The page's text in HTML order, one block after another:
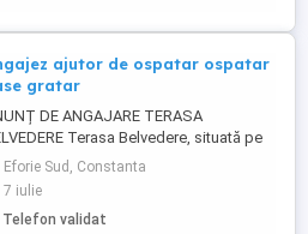
ajutor de ospatar ospatar
gratar
DE ANGAJARE TERASA
Terasa Belvedere, situată pe
mării, își mărește echipa pentru
estival și angajează: 2 Ajutor
cu experiență, responsabili și
capabili să ofere servicii de
Eforie Sud, Constanta
7 iulie
Telefon validat